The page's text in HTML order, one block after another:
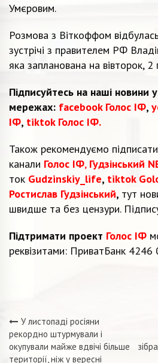
Умєровим.
Розмова з Віткоффом
зустрічі з правителем РФ
яка запланована на вівторок, 2
Підписуйтесь на наші новини
мережах: facebook Голос ІФ,
ІФ, tiktok Голос ІФ.
Також рекомендуємо
канали Голос ІФ, Гудзінський
ток Gudzinskiy_life, tiktok
Ростислав Гудзінський, тут
швидше та без цензури.
Підтримати проект Голос ІФ
реквізитами: ПриватБанк
Навігація
У листопаді росіяни
рекордно штурмували і
окупували майже вдвічі більше
території, ніж у вересні